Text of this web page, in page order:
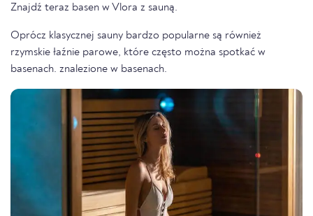
Znajdź teraz basen w Vlora z sauną.
Oprócz klasycznej sauny bardzo popularne są również
rzymskie łaźnie parowe, które często można spotkać w
basenach. znalezione w basenach.